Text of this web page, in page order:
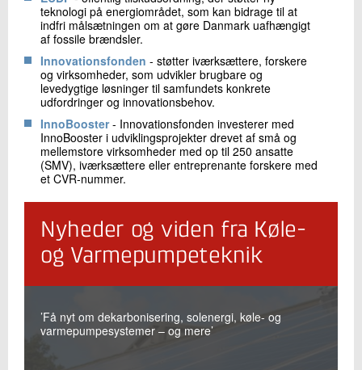
teknologi på energiområdet, som kan bidrage til at
indfri målsætningen om at gøre Danmark uafhængigt
af fossile brændsler.
Innovationsfonden - støtter iværksættere, forskere
og virksomheder, som udvikler brugbare og
levedygtige løsninger til samfundets konkrete
udfordringer og innovationsbehov.
InnoBooster - Innovationsfonden investerer med
InnoBooster i udviklingsprojekter drevet af små og
mellemstore virksomheder med op til 250 ansatte
(SMV), iværksættere eller entreprenante forskere med
et CVR-nummer.
Nyheder og viden fra Køle-
og Varmepumpeteknik
’Få nyt om dekarbonisering, solenergi, køle- og
varmepumpesystemer – og mere’